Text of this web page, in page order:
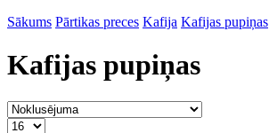
Sākums Pārtikas preces Kafija Kafijas pupiņas
Kafijas pupiņas